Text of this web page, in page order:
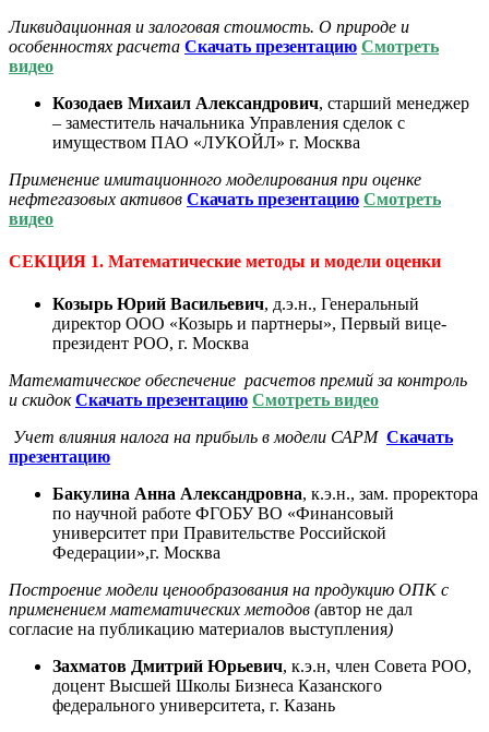
Ликвидационная и залоговая стоимость. О природе и
особенностях расчета Скачать презентацию Смотреть
видео
Козодаев Михаил Александрович, старший менеджер
– заместитель начальника Управления сделок с
имуществом ПАО «ЛУКОЙЛ» г. Москва
Применение имитационного моделирования при оценке
нефтегазовых активов Скачать презентацию Смотреть
видео
СЕКЦИЯ 1. Математические методы и модели оценки
Козырь Юрий Васильевич, д.э.н., Генеральный
директор ООО «Козырь и партнеры», Первый вице-
президент РОО, г. Москва
Математическое обеспечение расчетов премий за контроль
и скидокСкачать презентацию Смотреть видео
Учет влияния налога на прибыль в модели САРМ Скачать
презентацию
Бакулина Анна Александровна, к.э.н., зам. проректора
по научной работе ФГОБУ ВО «Финансовый
университет при Правительстве Российской
Федерации»,г. Москва
Построение модели ценообразования на продукцию ОПК с
применением математических методов (автор не дал
согласие на публикацию материалов выступления)
Захматов Дмитрий Юрьевич, к.э.н, член Совета РОО,
доцент Высшей Школы Бизнеса Казанского
федерального университета, г. Казань